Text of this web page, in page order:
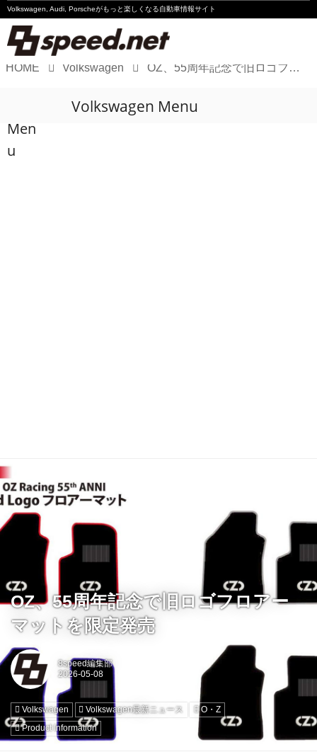
Volkswagen, Audi, Porscheがもっと楽しくなる自動車情報サイト
Audi
HOME Volkswagen OZ、55周年記念で旧ロゴフロアーマットを限定発売
Men
u
Volkswagen Menu
OZ、55周年記念で旧ロゴフロアー
マットを限定発売
8speed編集部
Volkswagen Volkswagen最新ニュース
O・Z
Product Information